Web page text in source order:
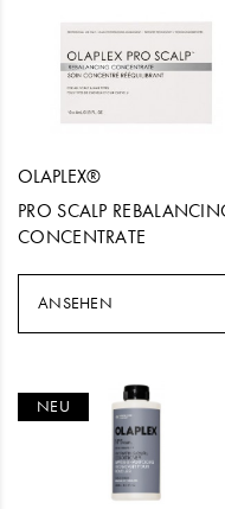
OLAPLEX®
PRO SCALP
CONCENTRATE
ANSEHEN
NEU